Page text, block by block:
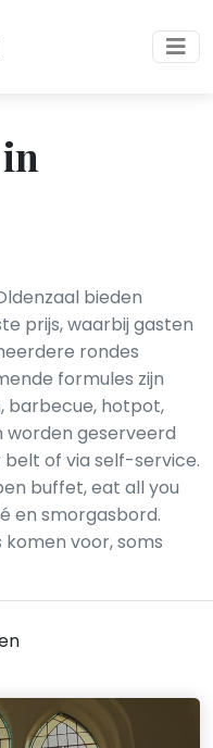
bieden
prijs, waarbij gasten
rondes
formules zijn
barbecue, hotpot,
worden geserveerd
of via self-service.
buffet, eat all you
en smorgasbord.
voor, soms